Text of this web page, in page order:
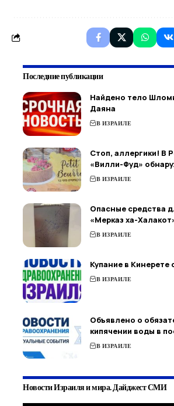
Последние публикации
Найдено тело
Даяна
В ИЗРАИЛЕ
Стоп, аллергики! В
«Вилли-Фуд»
В ИЗРАИЛЕ
Опасные средства
«Мерказ ха-
В ИЗРАИЛЕ
Купание в Кинерете
В ИЗРАИЛЕ
Объявлено о
кипячении воды в
В ИЗРАИЛЕ
Новости Израиля и мира. Дайджест СМИ